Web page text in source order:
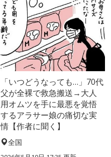
「いつどうなっても…」70代
父が全裸で救急搬送→大人
用オムツを手に最悪を覚悟
するアラサー娘の痛切な実
情【作者に聞く】
全国